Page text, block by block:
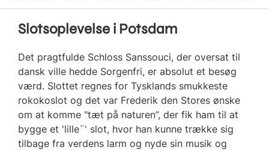
Slotsoplevelse i Potsdam
Det pragtfulde Schloss Sanssouci, der oversat til
dansk ville hedde Sorgenfri, er absolut et besøg
værd. Slottet regnes for Tysklands smukkeste
rokokoslot og det var Frederik den Stores ønske
om at komme "tæt på naturen”, der fik ham til at
bygge et 'lille¨' slot, hvor han kunne trække sig
tilbage fra verdens larm og nyde sin musik og